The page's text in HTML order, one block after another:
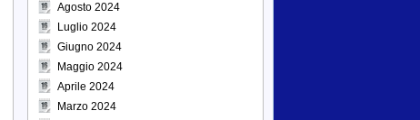
Agosto 2024
Luglio 2024
Giugno 2024
Maggio 2024
Aprile 2024
Marzo 2024